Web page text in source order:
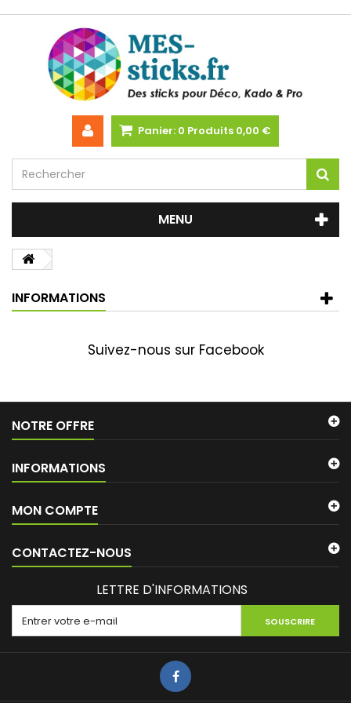
Panier: 0 Produits 0,00 €
MENU
INFORMATIONS
Suivez-nous sur Facebook
NOTRE OFFRE
INFORMATIONS
MON COMPTE
CONTACTEZ-NOUS
LETTRE D'INFORMATIONS
SOUSCRIRE